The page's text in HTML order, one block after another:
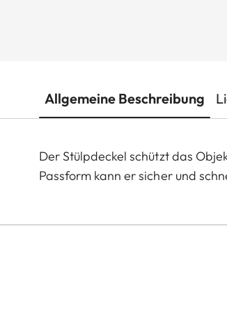
Allgemeine Beschreibung
Der Stülpdeckel schützt das
Passform kann er sicher und